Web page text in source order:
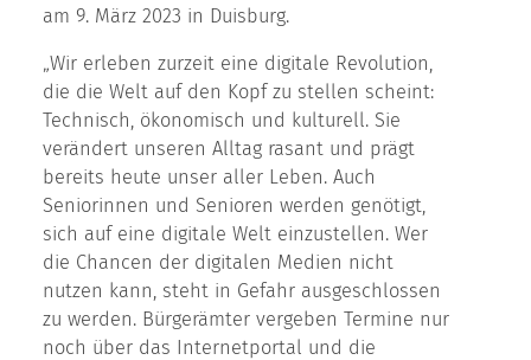
am 9. März 2023 in Duisburg.
„Wir erleben zurzeit eine digitale Revolution,
die die Welt auf den Kopf zu stellen scheint:
Technisch, ökonomisch und kulturell. Sie
verändert unseren Alltag rasant und prägt
bereits heute unser aller Leben. Auch
Seniorinnen und Senioren werden genötigt,
sich auf eine digitale Welt einzustellen. Wer
die Chancen der digitalen Medien nicht
nutzen kann, steht in Gefahr ausgeschlossen
zu werden. Bürgerämter vergeben Termine nur
noch über das Internetportal und die